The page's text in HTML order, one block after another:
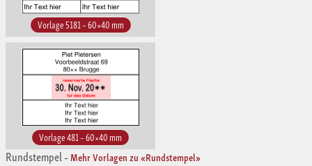
Vorlage 5181 – 60×40 mm
Vorlage 481 – 60×40 mm
Rundstempel–Mehr Vorlagen zu «Rundstempel»